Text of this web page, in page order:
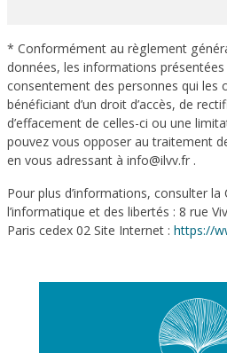
* Conformément au règlement
données, les informations
consentement des personnes qui les
bénéficiant d’un droit d’accès, de
d’effacement de celles-ci ou une
pouvez vous opposer au traitement
en vous adressant à info@ilvv.fr .
Pour plus d’informations, consulter
l’informatique et des libertés : 8 rue
Paris cedex 02 Site Internet : https://